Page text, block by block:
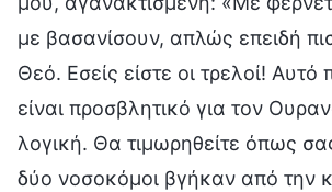
με βασανίσουν, απλώς επειδή
Θεό. Εσείς είστε οι τρελοί! Αυτό
είναι προσβλητικό για τον
λογική. Θα τιμωρηθείτε όπως
δύο νοσοκόμοι βγήκαν από την